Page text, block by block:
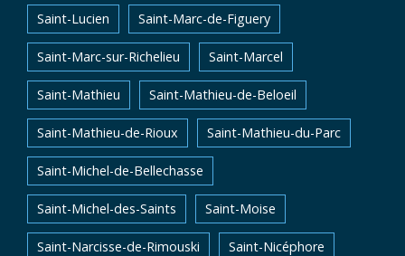
Saint-Lucien Saint-Marc-de-Figuery
Saint-Marc-sur-Richelieu Saint-Marcel
Saint-Mathieu Saint-Mathieu-de-Beloeil
Saint-Mathieu-de-Rioux Saint-Mathieu-du-Parc
Saint-Michel-de-Bellechasse
Saint-Michel-des-Saints Saint-Moise
Saint-Narcisse-de-Rimouski Saint-Nicéphore